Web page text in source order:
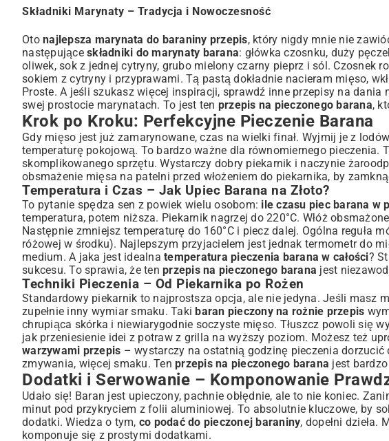
Składniki Marynaty – Tradycja i Nowoczesność
Oto najlepsza marynata do baraniny przepis, który nigdy mnie nie
następujące składniki do marynaty barana: główka czosnku, duży
oliwek, sok z jednej cytryny, grubo mielony czarny pieprz i sól. Czosnek
sokiem z cytryny i przyprawami. Tą pastą dokładnie nacieram mięso,
Proste. A jeśli szukasz więcej inspiracji, sprawdź inne przepisy na
swej prostocie marynatach. To jest ten przepis na pieczonego barana,
Krok po Kroku: Perfekcyjne Pieczenie Barana
Gdy mięso jest już zamarynowane, czas na wielki finał. Wyjmij je z
temperaturę pokojową. To bardzo ważne dla równomiernego pieczenia.
skomplikowanego sprzętu. Wystarczy dobry piekarnik i naczynie
obsmażenie mięsa na patelni przed włożeniem do piekarnika, by
Temperatura i Czas – Jak Upiec Barana na Złoto?
To pytanie spędza sen z powiek wielu osobom: ile czasu piec barana w
temperatura, potem niższa. Piekarnik nagrzej do 220°C. Włóż
Następnie zmniejsz temperaturę do 160°C i piecz dalej. Ogólna reguła
różowej w środku). Najlepszym przyjacielem jest jednak termometr do
medium. A jaka jest idealna temperatura pieczenia barana w całości?
sukcesu. To sprawia, że ten przepis na pieczonego barana jest
Techniki Pieczenia – Od Piekarnika po Rożen
Standardowy piekarnik to najprostsza opcja, ale nie jedyna. Jeśli masz
zupełnie inny wymiar smaku. Takibaran pieczony na rożnie przepis
chrupiąca skórka i niewiarygodnie soczyste mięso. Tłuszcz powoli się
jak przeniesienie idei z potraw z grilla na wyższy poziom. Możesz też
warzywami przepis – wystarczy na ostatnią godzinę pieczenia
zmywania, więcej smaku. Ten przepis na pieczonego barana jest
Dodatki i Serwowanie – Komponowanie
Udało się! Baran jest upieczony, pachnie obłędnie, ale to nie koniec.
minut pod przykryciem z folii aluminiowej. To absolutnie kluczowe, by
dodatki. Wiedza o tym, co podać do pieczonej baraniny, dopełni dzieła.
komponuje się z prostymi dodatkami.